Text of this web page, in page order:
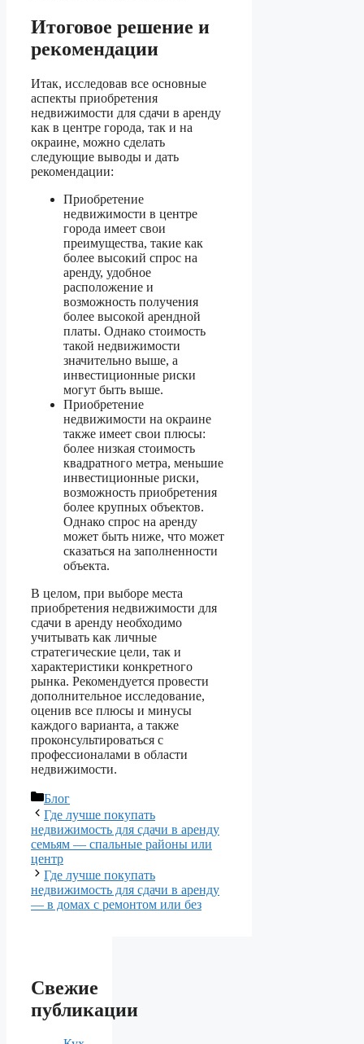
Итоговое решение и
рекомендации
Итак, исследовав все основные
аспекты приобретения
недвижимости для сдачи в аренду
как в центре города, так и на
окраине, можно сделать
следующие выводы и дать
рекомендации:
Приобретение
недвижимости в центре
города имеет свои
преимущества, такие как
более высокий спрос на
аренду, удобное
расположение и
возможность получения
более высокой арендной
платы. Однако стоимость
такой недвижимости
значительно выше, а
инвестиционные риски
могут быть выше.
Приобретение
недвижимости на окраине
также имеет свои плюсы:
более низкая стоимость
квадратного метра, меньшие
инвестиционные риски,
возможность приобретения
более крупных объектов.
Однако спрос на аренду
может быть ниже, что может
сказаться на заполненности
объекта.
В целом, при выборе места
приобретения недвижимости для
сдачи в аренду необходимо
учитывать как личные
стратегические цели, так и
характеристики конкретного
рынка. Рекомендуется провести
дополнительное исследование,
оценив все плюсы и минусы
каждого варианта, а также
проконсультироваться с
профессионалами в области
недвижимости.
Рубрики
Блог
Где лучше покупать
недвижимость для сдачи в аренду
семьям — спальные районы или
центр
Где лучше покупать
недвижимость для сдачи в аренду
— в домах с ремонтом или без
Свежие
публикации